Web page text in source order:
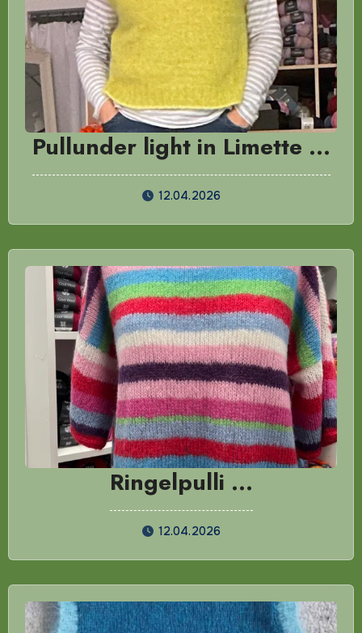
Pullunder light in Limette …
12.04.2026
Ringelpulli …
12.04.2026